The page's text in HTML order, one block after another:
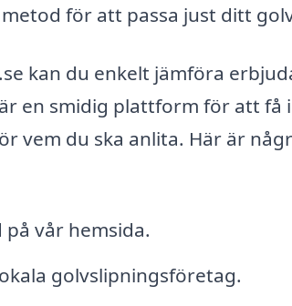
för att passa just ditt
kan du enkelt jämföra
en smidig plattform för att få
vem du ska anlita. Här är
vår hemsida.
golvslipningsföretag.